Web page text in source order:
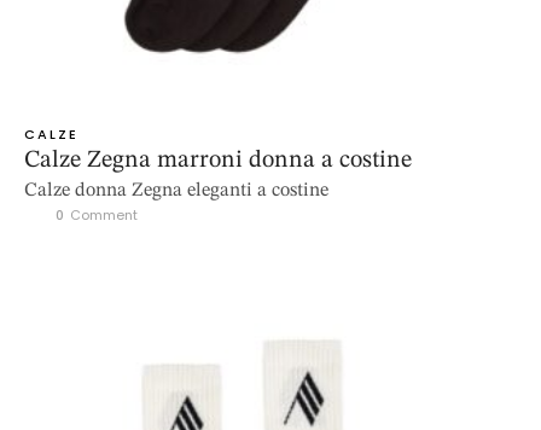
CALZE
Calze Zegna marroni donna a costine
Calze donna Zegna eleganti a costine
0 Comment